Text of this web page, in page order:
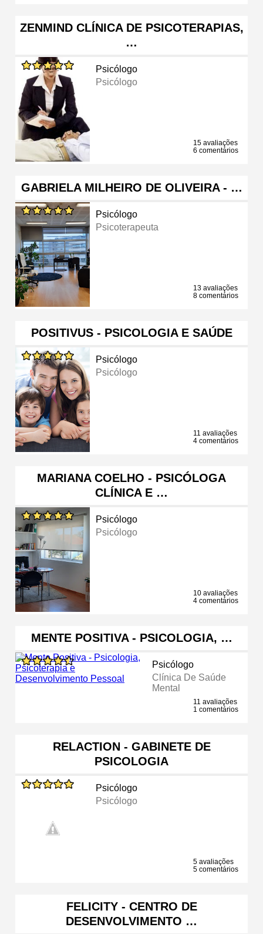
ZENMIND CLÍNICA DE PSICOTERAPIAS,
…
Psicólogo
Psicólogo
15 avaliações
6 comentários
GABRIELA MILHEIRO DE OLIVEIRA - …
Psicólogo
Psicoterapeuta
13 avaliações
8 comentários
POSITIVUS - PSICOLOGIA E SAÚDE
Psicólogo
Psicólogo
11 avaliações
4 comentários
MARIANA COELHO - PSICÓLOGA
CLÍNICA E …
Psicólogo
Psicólogo
10 avaliações
4 comentários
MENTE POSITIVA - PSICOLOGIA, …
Psicólogo
Clínica De Saúde
Mental
11 avaliações
1 comentários
RELACTION - GABINETE DE
PSICOLOGIA
Psicólogo
Psicólogo
5 avaliações
5 comentários
FELICITY - CENTRO DE
DESENVOLVIMENTO …